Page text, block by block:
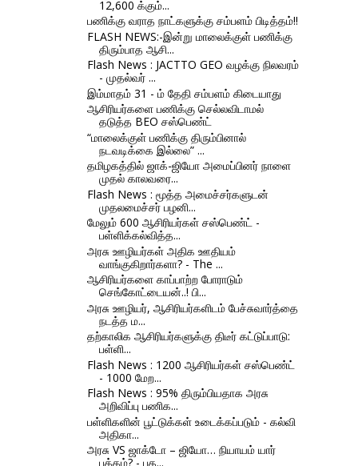
12,600 க்கும்...
பணிக்கு வராத நாட்களுக்கு சம்பளம் பிடித்தம்!!
FLASH NEWS:-இன்று மாலைக்குள் பணிக்கு
திரும்பாத ஆசி...
Flash News : JACTTO GEO வழக்கு நிலவரம்
- முதல்வர் ...
இம்மாதம் 31 - ம் தேதி சம்பளம் கிடையாது
ஆசிரியர்களை பணிக்கு செல்லவிடாமல்
தடுத்த BEO சஸ்பெண்ட்
“மாலைக்குள் பணிக்கு திரும்பினால்
நடவடிக்கை இல்லை” ...
தமிழகத்தில் ஜாக்-ஜியோ அமைப்பினர் நாளை
முதல் காலவரை...
Flash News : மூத்த அமைச்சர்களுடன்
முதலமைச்சர் பழனி...
மேலும் 600 ஆசிரியர்கள் சஸ்பெண்ட் -
பள்ளிக்கல்வித்த...
அரசு ஊழியர்கள் அதிக ஊதியம்
வாங்குகிறார்களா? - The ...
ஆசிரியர்களை காப்பாற்ற போராடும்
செங்கோட்டையன்..! பி...
அரசு ஊழியர், ஆசிரியர்களிடம் பேச்சுவார்த்தை
நடத்த ம...
தற்காலிக ஆசிரியர்களுக்கு திடீர் கட்டுப்பாடு:
பள்ளி...
Flash News : 1200 ஆசிரியர்கள் சஸ்பெண்ட்
- 1000 மேற...
Flash News : 95% திரும்பியதாக அரசு
அறிவிப்பு பணிக...
பள்ளிகளின் பூட்டுக்கள் உடைக்கப்படும் - கல்வி
அதிகா...
அரசு VS ஜாக்டோ – ஜியோ… நியாயம் யார்
பக்கம்? - புத...